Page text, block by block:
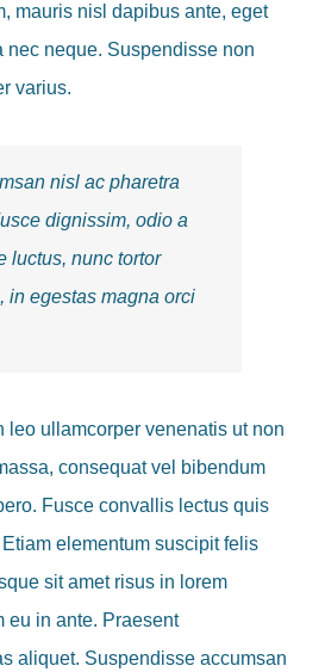
mauris nisl dapibus ante, eget
nec neque. Suspendisse non
varius.
nisl ac pharetra
dignissim, odio a
luctus, nunc tortor
in egestas magna orci
leo ullamcorper venenatis ut non
consequat vel bibendum
Fusce convallis lectus quis
elementum suscipit felis
sit amet risus in lorem
eu in ante. Praesent
aliquet. Suspendisse accumsan